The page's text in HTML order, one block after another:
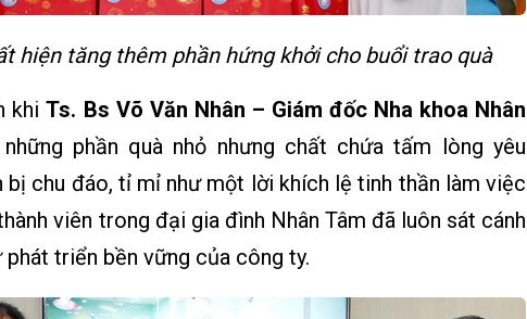
hiện tăng thêm phần hứng khởi cho buổi trao quà
khiTs. Bs Võ Văn Nhân – Giám đốc Nha khoa Nhân
phần quà nhỏ nhưng chất chứa tấm lòng yêu
chu đáo, tỉ mỉ như một lời khích lệ tinh thần làm việc
viên trong đại gia đình Nhân Tâm đã luôn sát cánh
triển bền vững của công ty.